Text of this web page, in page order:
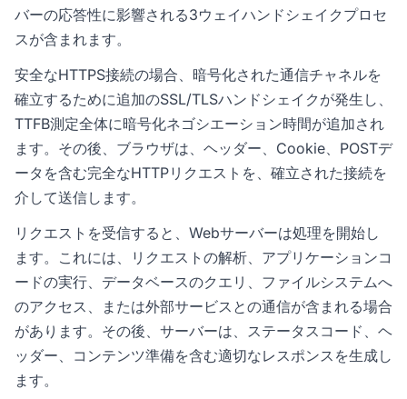
バーの応答性に影響される3ウェイハンドシェイクプロセ
スが含まれます。
安全なHTTPS接続の場合、暗号化された通信チャネルを
確立するために追加のSSL/TLSハンドシェイクが発生し、
TTFB測定全体に暗号化ネゴシエーション時間が追加され
ます。その後、ブラウザは、ヘッダー、Cookie、POSTデ
ータを含む完全なHTTPリクエストを、確立された接続を
介して送信します。
リクエストを受信すると、Webサーバーは処理を開始し
ます。これには、リクエストの解析、アプリケーションコ
ードの実行、データベースのクエリ、ファイルシステムへ
のアクセス、または外部サービスとの通信が含まれる場合
があります。その後、サーバーは、ステータスコード、ヘ
ッダー、コンテンツ準備を含む適切なレスポンスを生成し
ます。